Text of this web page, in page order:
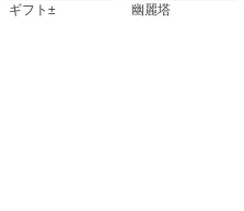
ギフト± 幽麗塔